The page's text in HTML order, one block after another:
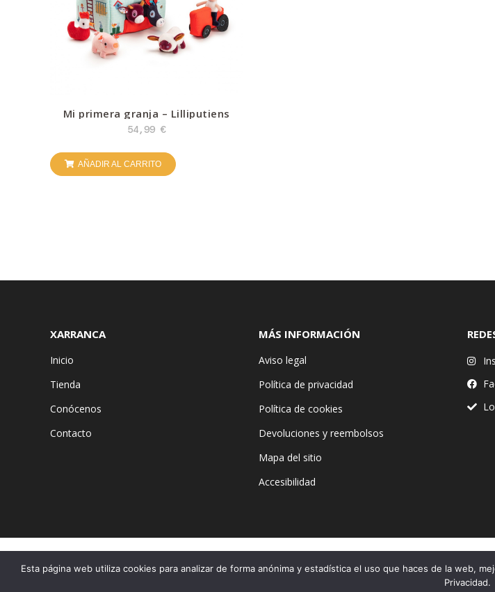
Mi primera granja – Lilliputiens
54,99 €
AÑADIR AL CARRITO
XARRANCA
Inicio
Tienda
Conócenos
Contacto
MÁS INFORMACIÓN
Aviso legal
Política de privacidad
Política de cookies
Devoluciones y reembolsos
Mapa del sitio
Accesibilidad
Financiado por la Unión Europea
Esta página web utiliza cookies para analizar de forma anónima y estadística el uso que haces de la web,
Privacidad.